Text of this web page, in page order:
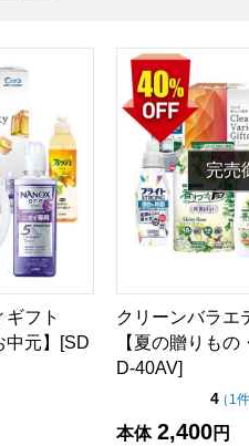
ギフト【夏の贈りもの・お中
フト
中元】[SD
点中）
クリーンバラ
完売
クリーンバラエ
【夏の贈りも
D-40AV]
4点
（ 1件
本体 2,400円